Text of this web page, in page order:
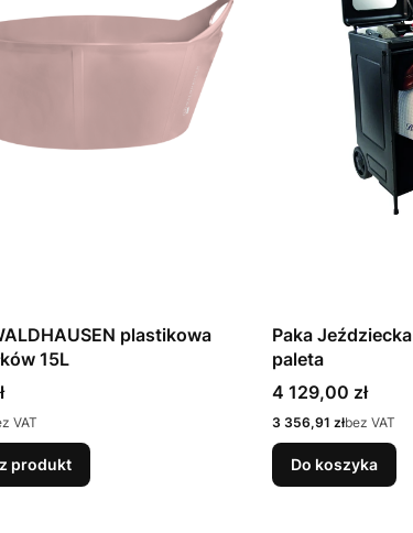
plastikowa
15L
VAT
produkt
Paka
paleta
Cena
4 129,00 zł
Cena
3 356,91 złbez VAT
Do koszyka